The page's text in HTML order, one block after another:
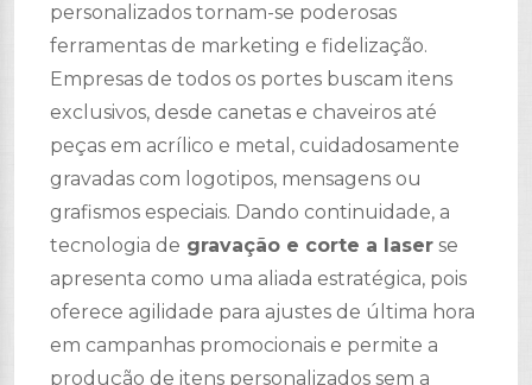
personalizados tornam-se poderosas
ferramentas de marketing e fidelização.
Empresas de todos os portes buscam itens
exclusivos, desde canetas e chaveiros até
peças em acrílico e metal, cuidadosamente
gravadas com logotipos, mensagens ou
grafismos especiais. Dando continuidade, a
tecnologia de gravação e corte a laser se
apresenta como uma aliada estratégica, pois
oferece agilidade para ajustes de última hora
em campanhas promocionais e permite a
produção de itens personalizados sem a